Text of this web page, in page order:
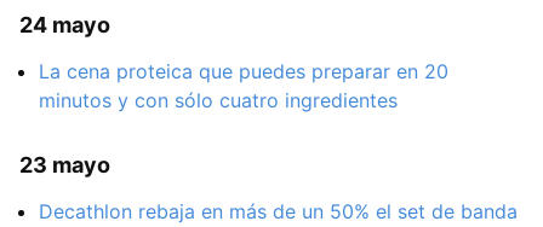
24 mayo
La cena proteica que puedes preparar en 20
minutos y con sólo cuatro ingredientes
23 mayo
Decathlon rebaja en más de un 50% el set de banda